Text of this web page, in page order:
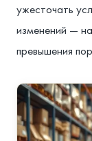
ужесточать
изменений —
превышения